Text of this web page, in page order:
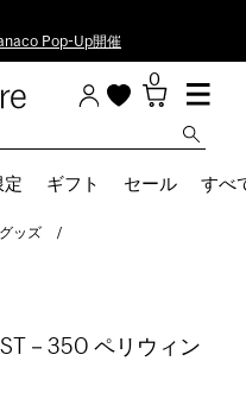
Pop-Up開催
0
定 ギフト セール すべ
ッズ
－350 ペリウィン